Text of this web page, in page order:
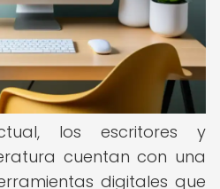
los escritores y
cuentan con una
digitales que